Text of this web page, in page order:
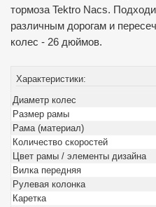
тормоза Tektro Nacs.
различным дорогам и
колес - 26 дюймов.
Характеристики:
Диаметр колес
Размер рамы
Рама (материал)
Количество скоростей
Цвет рамы / элементы дизайна
Вилка передняя
Рулевая колонка
Каретка